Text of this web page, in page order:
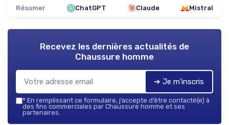
Résumer ChatGPT Claude Mistral
Recevez les dernières actualités de
Chaussure homme
➔ Je m'inscris
* En remplissant ce formulaire, j’accepte d’être contacté(e) à
des fins commerciales par Chaussure homme et ses
partenaires.